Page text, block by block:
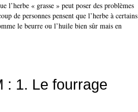
l’herbe « grasse » peut poser des problèmes
de personnes pensent que l’herbe à certains
le beurre ou l’huile bien sûr mais en
: 1. Le fourrage